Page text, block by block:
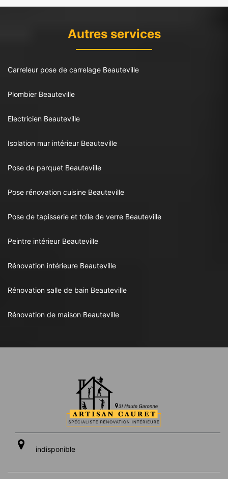
Autres services
Carreleur pose de carrelage Beauteville
Plombier Beauteville
Electricien Beauteville
Isolation mur intérieur Beauteville
Pose de parquet Beauteville
Pose rénovation cuisine Beauteville
Pose de tapisserie et toile de verre Beauteville
Peintre intérieur Beauteville
Rénovation intérieure Beauteville
Rénovation salle de bain Beauteville
Rénovation de maison Beauteville
indisponible